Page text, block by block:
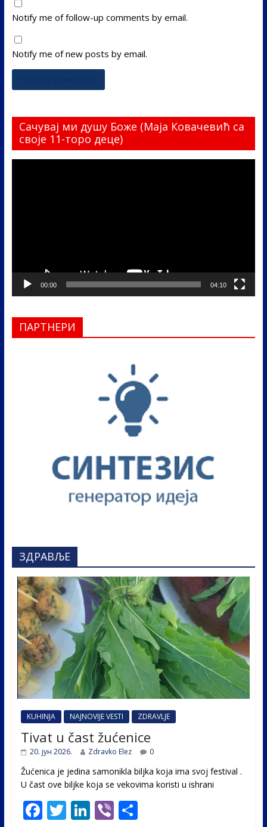
Notify me of follow-up comments by email.
Notify me of new posts by email.
Сачувај ми душу Боже (Маја Ковачевић са
своје 11-торо деце)
00:00 04:10
ПАРТНЕРИ
ЗДРАВЉЕ
KUHINJA NAJNOVIJE VESTI ZDRAVLJE
Tivat u čast žućenice
20. јун 2026. Zdravko Elez 0
Žućenica je jedina samonikla biljka koja ima svoj festival .
U čast ovе biljke koja se vekovima koristi u ishrani
F T Li Vi S